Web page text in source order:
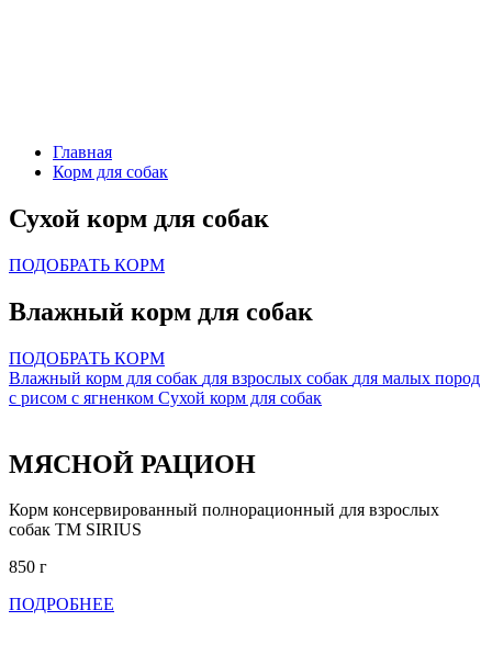
Главная
Корм для собак
Сухой корм для собак
ПОДОБРАТЬ КОРМ
Влажный корм для собак
ПОДОБРАТЬ КОРМ
Влажный корм для собак для взрослых собак для малых пород
с рисом с ягненком Сухой корм для собак
МЯСНОЙ РАЦИОН
Корм консервированный полнорационный для взрослых
собак ТМ SIRIUS
850 г
ПОДРОБНЕЕ